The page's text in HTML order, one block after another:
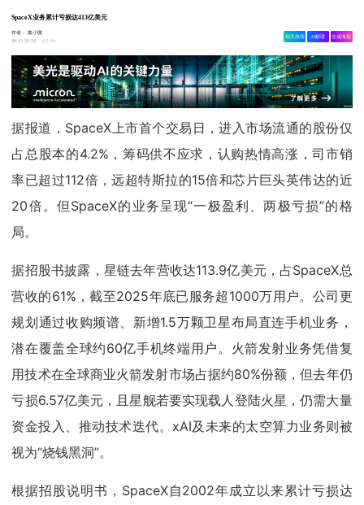
SpaceX业务累计亏损达413亿美元
作者：集小微
06-13 20:54
1.9w
相关舆情 AI解读 生成海报
据报道，SpaceX上市首个交易日，进入市场流通的股份仅
占总股本的4.2%，筹码供不应求，认购热情高涨，司市销
率已超过112倍，远超特斯拉的15倍和芯片巨头英伟达的近
20倍。但SpaceX的业务呈现“一极盈利、两极亏损”的格
局。
据招股书披露，星链去年营收达113.9亿美元，占SpaceX总
营收的61%，截至2025年底已服务超1000万用户。公司更
规划通过收购频谱、新增1.5万颗卫星布局直连手机业务，
潜在覆盖全球约60亿手机终端用户。火箭发射业务凭借复
用技术在全球商业火箭发射市场占据约80%份额，但去年仍
亏损6.57亿美元，且星舰若要实现载人登陆火星，仍需大量
资金投入、推动技术迭代。xAI及未来的太空算力业务则被
视为“烧钱黑洞”。
根据招股说明书，SpaceX自2002年成立以来累计亏损达